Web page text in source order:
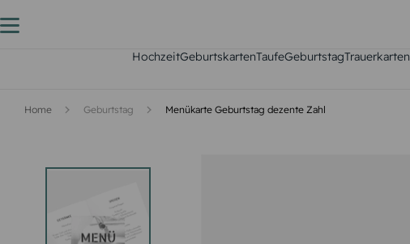
HochzeitGeburtskartenTaufeGeburtstagTrauerkarten
Home Geburtstag Menükarte Geburtstag dezente Zahl